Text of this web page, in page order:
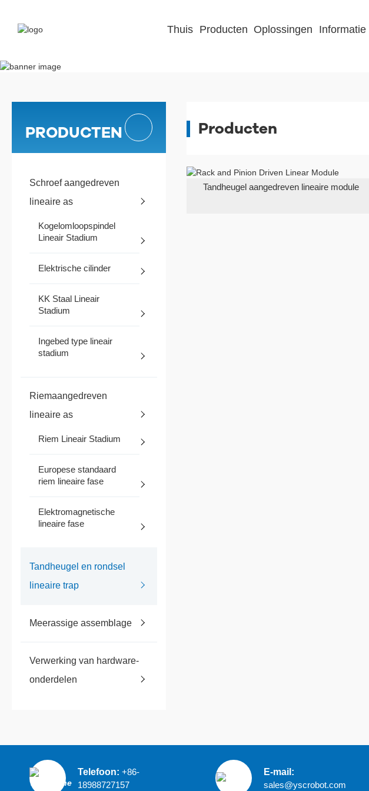
Thuis Producten Oplossingen Informatie
PRODUCTEN
Schroef aangedreven
lineaire as
Kogelomloopspindel
Lineair Stadium
Elektrische cilinder
KK Staal Lineair
Stadium
Ingebed type lineair
stadium
Riemaangedreven
lineaire as
Riem Lineair Stadium
Europese standaard
riem lineaire fase
Elektromagnetische
lineaire fase
Tandheugel en rondsel
lineaire trap
Meerassige assemblage
Verwerking van hardware-
onderdelen
Producten
Tandheugel aangedreven lineaire module
Telefoon: +86-
18988727157
E-mail:
sales@yscrobot.com